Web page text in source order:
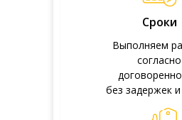
Сроки
Выполняем
согласно
без задержек